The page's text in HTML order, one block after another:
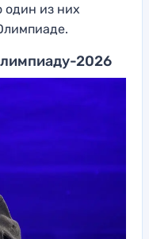
один из них
2026